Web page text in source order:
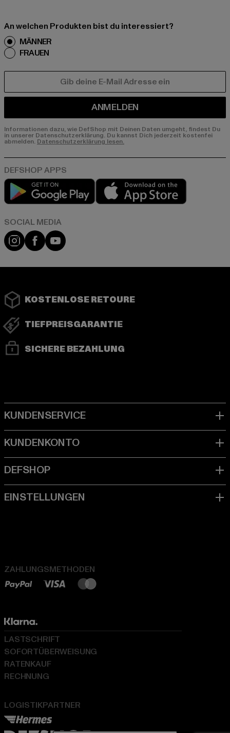
An welchen Produkten bist du interessiert?
MÄNNER
FRAUEN
ANMELDEN
Informationen dazu, wie DefShop mit Deinen Daten umgeht, findest Du
in unserer Datenschutzerklärung. Du kannst Dich jederzeit kostenfei
abmelden. Datenschutzerklärung lesen.
Play market
Instagram
FacebookYouTube
KOSTENLOSE RETOURE
TIEFPREISGARANTIE
SICHERE BEZAHLUNG
ZAHLUNGSMETHODEN
LOGISTIKPARTNER
LASTSCHRIFT
SOFORTÜBERWEISUNG
RATENKAUF
RECHNUNG